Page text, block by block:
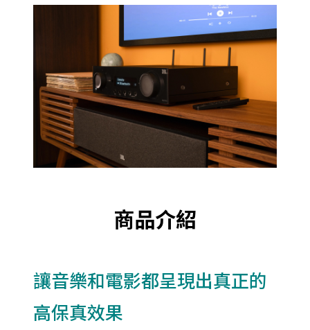
商品介紹
讓音樂和電影都呈現出真正的
高保真效果